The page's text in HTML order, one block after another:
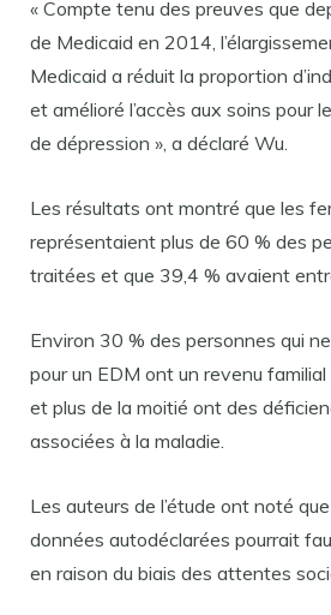
« Compte tenu des preuves que
de Medicaid en 2014,
Medicaid a réduit la proportion
et amélioré l’accès aux soins pour
de dépression », a déclaré Wu.
Les résultats ont montré que les
représentaient plus de 60 % des
traitées et que 39,4 % avaient
Environ 30 % des personnes qui
pour un EDM ont un revenu
et plus de la moitié ont des
associées à la maladie.
Les auteurs de l’étude ont noté
données autodéclarées pourrait
en raison du biais des attentes